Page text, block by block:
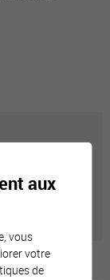
aux
vous
votre
de